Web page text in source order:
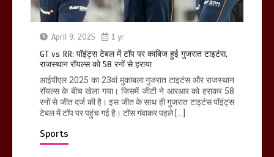
April 9, 2025 1 yr
GT vs RR: पॉइंट्स टेबल में टॉप पर काबिज हुई गुजरात टाइटंस,
राजस्थान रॉयल्स को 58 रनों से हराया
आईपीएल 2025 का 23वां मुकाबला गुजरात टाइटंस और राजस्थान
रॉयल्स के बीच खेला गया। जिसमें जीटी ने आरआर को हराकर 58
रनों से जीत दर्ज की है। इस जीत के साथ ही गुजरात टाइटंस पॉइंट्स
टेबल में टॉप पर पहुंच गई है। टॉस गंवाकर पहले […]
Sports